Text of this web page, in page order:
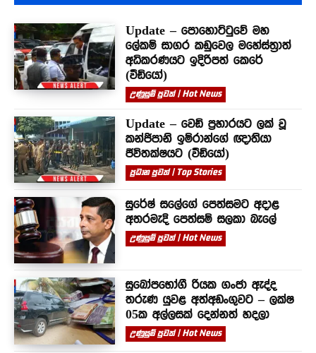
Update – පොහොට්ටුවේ මහ
ලේකම් සාගර කඩුවෙල මහේස්ත්‍රාත්
අධිකරණයට ඉදිරිපත් කෙරේ
(වීඩියෝ)
උණුසුම් පුවත් | Hot News
Update – වෙඩි ප්‍රහාරයට ලක් වූ
කන්ජිපානි ඉම්රාන්ගේ ඥාතියා
ජීවිතක්ෂයට (වීඩියෝ)
ප්‍රධාන පුවත් | Top Stories
සුරේෂ් සලේගේ පෙත්සමට අදාළ
අතරමැදි පෙත්සම් සලකා බැලේ
උණුසුම් පුවත් | Hot News
සුඛෝපභෝගී රියක ගංජා ඇද්ද
තරුණ යුවළ අත්අඩංගුවට – ලක්ෂ
05ක අල්ලසක් දෙන්නත් හදලා
උණුසුම් පුවත් | Hot News